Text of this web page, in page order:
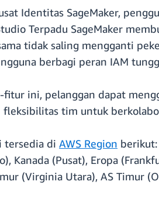
Identitas SageMaker,
Terpadu SageMaker
tidak saling mengganti
berbagi peran IAM
ini, pelanggan dapat
tim untuk
tersedia di AWS Region berikut:
Kanada (Pusat), Eropa
(Virginia Utara), AS Timur